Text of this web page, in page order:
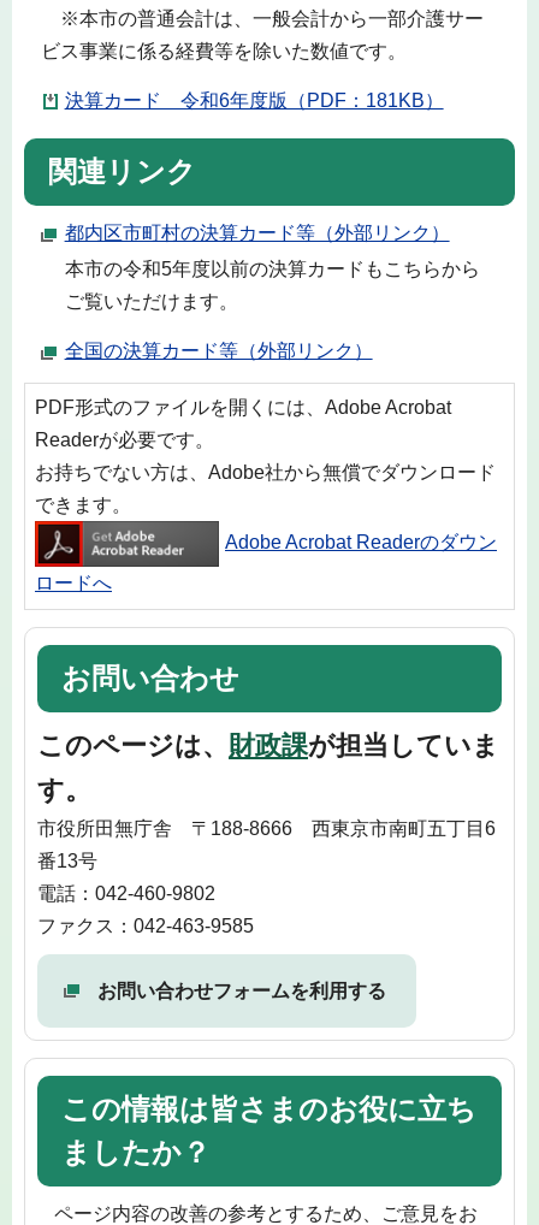
※本市の普通会計は、一般会計から一部介護サー
ビス事業に係る経費等を除いた数値です。
決算カード 令和6年度版（PDF：181KB）
関連リンク
都内区市町村の決算カード等（外部リンク）
本市の令和5年度以前の決算カードもこちらから
ご覧いただけます。
全国の決算カード等（外部リンク）
PDF形式のファイルを開くには、Adobe Acrobat
Readerが必要です。
お持ちでない方は、Adobe社から無償でダウンロード
できます。
Adobe Acrobat Readerのダウン
ロードへ
お問い合わせ
このページは、 財政課が担当していま
す。
市役所田無庁舎 〒188-8666 西東京市南町五丁目6
番13号
電話：042-460-9802
ファクス：042-463-9585
お問い合わせフォームを利用する
この情報は皆さまのお役に立ち
ましたか？
ページ内容の改善の参考とするため、ご意見をお